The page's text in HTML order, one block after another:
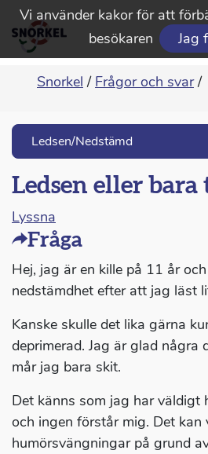
Vi använder kakor för att
besökaren
Jag
Snorkel / Frågor och svar /
Ledsen/Nedstämd
Ledsen eller bara
Lyssna
Fråga
Hej, jag är en kille på 11 år
nedstämdhet efter att jag läst
Kanske skulle det lika gärna
deprimerad. Jag är glad några
mår jag bara skit.
Det känns som jag har väldigt
och ingen förstår mig. Det kan
humörsvängningar på grund